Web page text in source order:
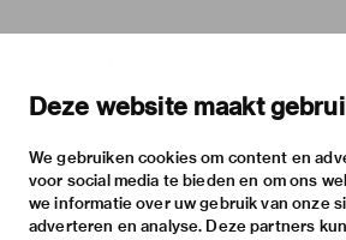
Deze website maakt
We gebruiken cookies om content en
voor social media te bieden en om ons
we informatie over uw gebruik van onze
adverteren en analyse. Deze partners
nieuwsbrief
instagram
twitter